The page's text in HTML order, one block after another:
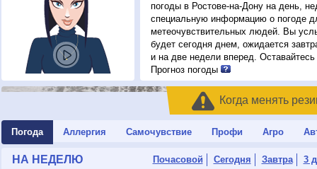
погоды в Ростове-на-Дону на день,
специальную информацию о погоде
метеочувствительных людей. Вы
будет сегодня днем, ожидается
и на две недели вперед.
Прогноз погоды
Когда менять
Погода Аллергия Самочувствие Профи Агро
НА НЕДЕЛЮ Почасовой Сегодня Завтра 3